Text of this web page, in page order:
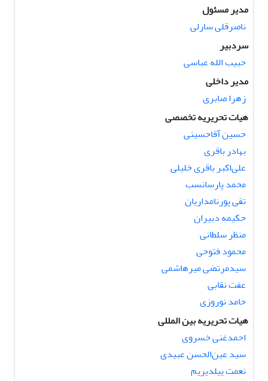
مدیر مسئول
ناصرقلی سارلی
سردبیر
حبیب الله عباسی
مدیر داخلی
زهرا صابری
هیات تحریریه تخصصی
حسین آقاحسینی
بهادر باقری
علی‌اکبر باقری خلیلی
محمد پارسانسب
تقی پورنامداریان
حکیمه دبیران
منظر سلطانی
محمود فتوحی
سیدمرتضی میرهاشمی
عفت نقابی
حامد نوروزی
هیات تحریریه بین المللی
احمدغنی خسروی
سید عین‌الحسن عبیدی
نعمت ییلدیریم